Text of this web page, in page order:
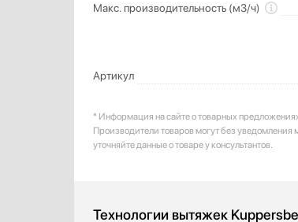
Макс. производительность (м3/ч)
Артикул
* Информация на сайте о товарных
Производители товаров могут без
уточняйте данные о товаре у консультантов.
Технологии вытяжек